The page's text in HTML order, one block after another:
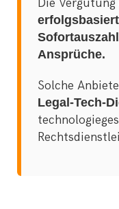
Die
Ansprüche.
Solche
Legal-Tech-